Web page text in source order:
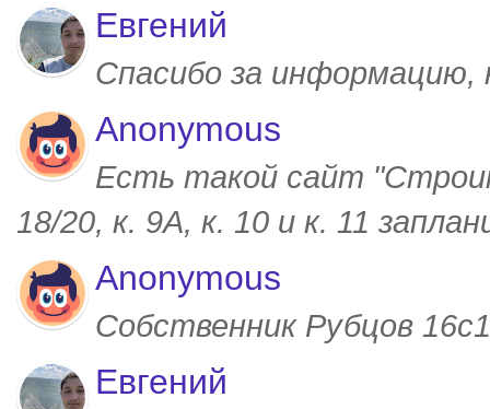
Евгений
Спасибо за
Anonymous
Есть такой сайт
18/20, к. 9А, к. 10 и к. 11
Anonymous
Собственник Рубцов
Евгений